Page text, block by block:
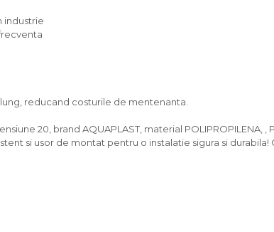
industrie
reducand costurile de mentenanta.
20, brand AQUAPLAST, material POLIPROPILENA, ,
si usor de montat pentru o instalatie sigura si